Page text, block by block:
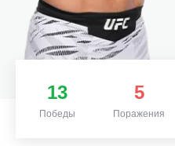
13
Победы
5
Поражения